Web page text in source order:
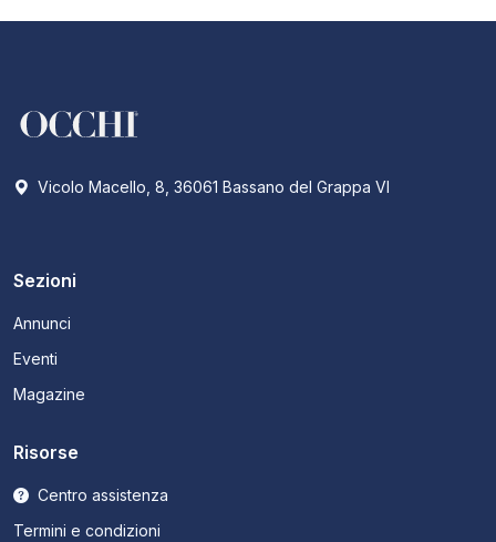
Vicolo Macello, 8, 36061 Bassano del Grappa VI
Sezioni
Annunci
Eventi
Magazine
Risorse
Centro assistenza
Termini e condizioni